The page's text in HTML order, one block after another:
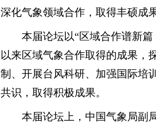
深化气象领域合作，取得丰硕成果
本届论坛以“区域合作谱新
以来区域气象合作取得的成果，
制、开展台风科研、加强国际培
共识，取得积极成果。
本届论坛上，中国气象局副